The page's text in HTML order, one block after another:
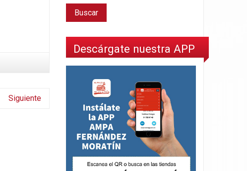
Siguiente
Descárgate nuestra APP